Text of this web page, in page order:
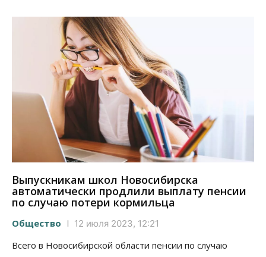
Выпускникам школ Новосибирска
автоматически продлили выплату пенсии
по случаю потери кормильца
Общество 12 июля 2023, 12:21
Всего в Новосибирской области пенсии по случаю